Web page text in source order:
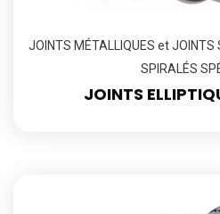
JOINTS MÉTALLIQUES et JOINTS
SPIRALÉS
JOINTS